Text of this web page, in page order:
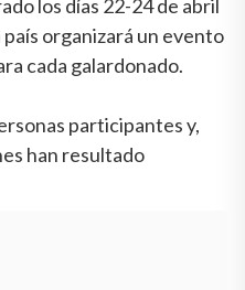
los días 22-24 de abril
organizará un evento
cada galardonado.
participantes y,
han resultado